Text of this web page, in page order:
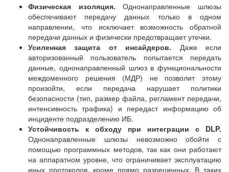
Физическая изоляция. Однонаправленные шлюзы
обеспечивают передачу данных только в одном
направлении, что исключает возможность обратной
передачи данных и физически предотвращает утечки.
Усиленная защита от инсайдеров. Даже если
авторизованный пользователь попытается передать
данные, однонаправленный шлюз в функциональности
междоменного решения (МДР) не позволит этому
произойти, если передача нарушает политики
безопасности (тип, размер файла, регламент передачи,
интенсивность трафика) и передаст информацию об
инциденте подразделению ИБ.
Устойчивость к обходу при интеграции с DLP.
Однонаправленные шлюзы невозможно обойти с
помощью программных методов, так как они работают
на аппаратном уровне, что ограничивает эксплуатацию
иных протоколов, кроме прямо разрешенных. В таких